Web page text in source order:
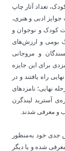
تعداد آثار چاپ
ادبی و هنری،
کودک و نوجوان و
بومی و ارزش‌های
و مروجانی
برای این جایزه
راه ‌‏یافتند و در
نهایی؛ نامزدهای
آسترید لیندگرن
جدی خود به‌منظور
شده و یا دیگر